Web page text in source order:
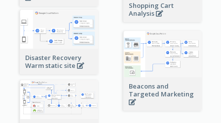
Shopping Cart
Analysis
Disaster Recovery
Warm static site
Beacons and
Targeted Marketing